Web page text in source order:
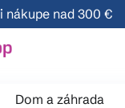
nákupe nad 300 €
Dom a záhrada